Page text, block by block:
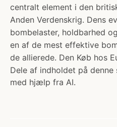
centralt element i den
Anden Verdenskrig. Dens
bombelaster, holdbarhed
en af de mest effektive
de allierede. Den Køb hos
Dele af indholdet på
med hjælp fra AI.